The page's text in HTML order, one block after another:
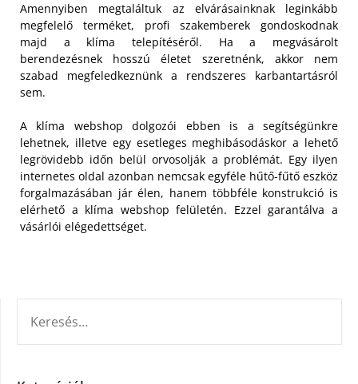
Amennyiben megtaláltuk az elvárásainknak leginkább
megfelelő terméket, profi szakemberek gondoskodnak
majd a klíma telepítéséről. Ha a megvásárolt
berendezésnek hosszú életet szeretnénk, akkor nem
szabad megfeledkeznünk a rendszeres karbantartásról
sem.
A klíma webshop dolgozói ebben is a segítségünkre
lehetnek, illetve egy esetleges meghibásodáskor a lehető
legrövidebb időn belül orvosolják a problémát. Egy ilyen
internetes oldal azonban nemcsak egyféle hűtő-fűtő eszköz
forgalmazásában jár élen, hanem többféle konstrukció is
elérhető a klíma webshop felületén. Ezzel garantálva a
vásárlói elégedettséget.